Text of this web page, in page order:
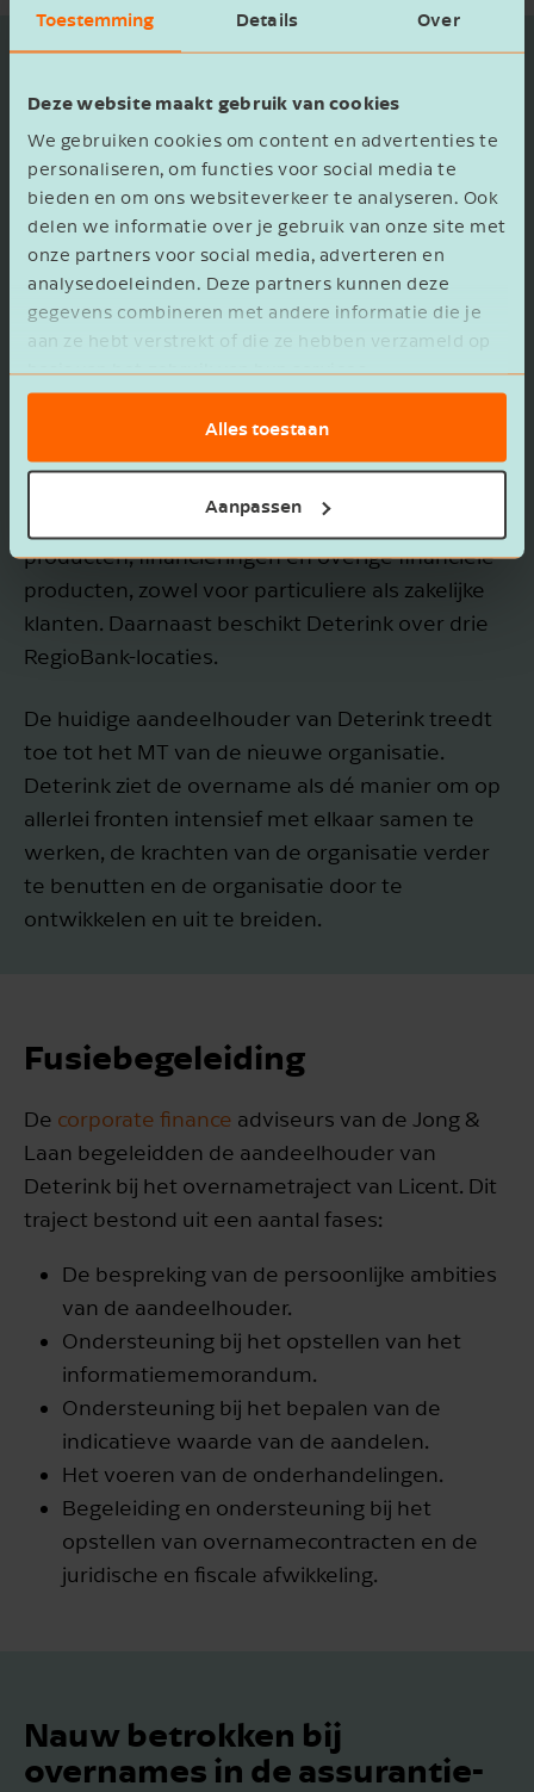
Toestemming Details Over
Deze website maakt gebruik van cookies
We gebruiken cookies om content en advertenties te
personaliseren, om functies voor social media te
bieden en om ons websiteverkeer te analyseren. Ook
delen we informatie over je gebruik van onze site met
onze partners voor social media, adverteren en
analysedoeleinden. Deze partners kunnen deze
gegevens combineren met andere informatie die je
aan ze hebt verstrekt of die ze hebben verzameld op
basis van het gebruik van hun services.
Alles toestaan
Aanpassen
Deterink Financieel Advies
Onderdeel van de samenwerking is het
assurantiekantoorDeterink Financieel Advies,
opererend vanuit haar vestigingen in
Tubbergen, Denekamp en Geesteren. Deterink
is sinds 2008 aangesloten bij Licent en fungeert
als intermediair tussen haar relaties en
verzekeringsproducten.
Al meer dan dertig jaar is Deterink
bij hypotheken, verzekeringen, bancaire
producten, financieringen en overige financiële
producten, zowel voor particuliere als zakelijke
klanten. Daarnaast beschikt Deterink over drie
RegioBank-locaties.
De huidige aandeelhouder van Deterink treedt
toe tot het MT van de nieuwe organisatie.
Deterink ziet de overname als dé manier om op
allerlei fronten intensief met elkaar samen te
werken, de krachten van de organisatie verder
te benutten en de organisatie door te
ontwikkelen en uit te breiden.
Fusiebegeleiding
De corporate finance adviseurs van de Jong &
Laan begeleidden de aandeelhouder van
Deterink bij het overnametraject van Licent. Dit
traject bestond uit een aantal fases:
De bespreking van de persoonlijke ambities
van de aandeelhouder.
Ondersteuning bij het opstellen van het
informatiememorandum.
Ondersteuning bij het bepalen van de
indicatieve waarde van de aandelen.
Het voeren van de onderhandelingen.
Begeleiding en ondersteuning bij het
opstellen van overnamecontracten en de
juridische en fiscale afwikkeling.
Nauw betrokken bij
overnames in de assurantie-